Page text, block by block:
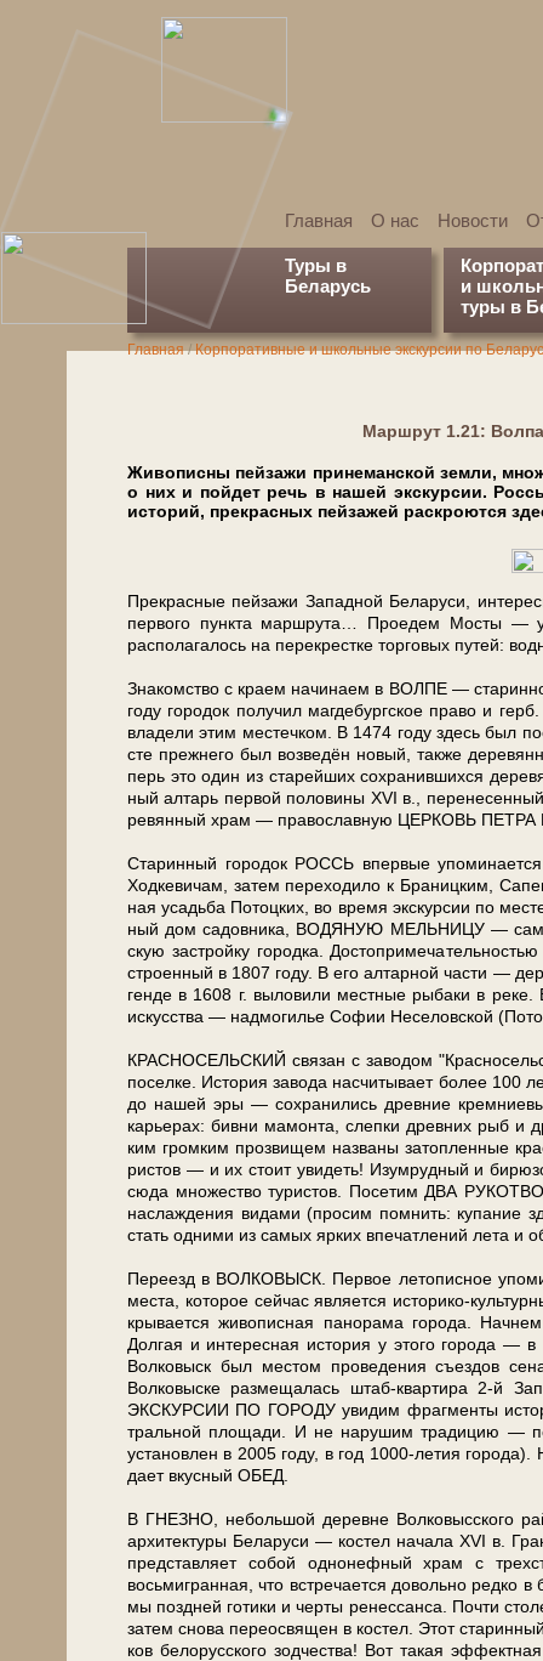
Главная О нас Новости
Туры в
Беларусь
и
туры в
Главная/Корпоративные и школьные экскурсии по
Марш­рут 1.21:
Жи­во­пис­ны пей­за­жи при­не­ман­ской зем­ли,
о них и пой­дет речь в на­шей экс­кур­сии.
историй, пре­крас­ных пей­за­жей раскроются
Прекрасные пей­за­жи За­пад­ной Бе­ла­ру­си,
пер­во­го пункта марш­ру­та… Проедем Мосты —
располагалось на перекрестке тор­го­вых пу­тей:
Зна­ком­ство с кра­ем на­чи­на­ем в ВОЛПЕ —
го­ду го­ро­док по­лу­чил магдебургское пра­во и
вла­де­ли этим ме­стеч­ком. В 1474 го­ду здесь был
сте прежнего был возведён новый, так­же
перь это один из ста­рей­ших со­хра­нив­ших­ся
ный алтарь пер­вой по­ло­ви­ны XVI в.,
ре­вян­ный храм — православную ЦЕРКОВЬ ПЕТРА
Старинный го­ро­док РОССЬ впер­вые
Ходкевичам, затем переходило к Браницким,
ная усадь­ба Потоцких, во вре­мя экс­кур­сии по
ный дом садовника, ВОДЯНУЮ МЕЛЬНИЦУ —
скую за­строй­ку го­род­ка.
стро­ен­ный в 1807 го­ду. В его ал­тар­ной ча­сти —
ген­де в 1608 г. выловили ­мест­ные рыбаки в ре­ке.
ис­кус­ства — надмогилье Со­фии Неселовской
КРАСНОСЕЛЬСКИЙ свя­зан с заводом
по­сел­ке. История за­во­да на­счи­ты­ва­ет бо­лее 100
до на­шей эры — со­хра­ни­лись древние
карьерах: бивни мамонта, слепки древ­них рыб и
ким громким прозвищем названы затопленные
ри­стов — и их стоит уви­деть! Изумрудный и
сю­да мно­же­ство ту­ри­стов. Посетим ДВА
наслаждения ви­да­ми (просим помнить: купание
стать од­ни­ми из са­мых яр­ких впечатлений ле­та и
Пе­ре­езд в ВОЛКОВЫСК. Первое летописное
ме­ста, ко­то­рое сей­час яв­ля­ет­ся историко-
кры­ва­ет­ся жи­во­пис­ная па­но­ра­ма го­ро­да.
Долгая и ин­те­рес­ная ис­то­рия у это­го го­ро­да —
Волковыск был ме­стом про­ве­де­ния съездов
Волковыске раз­ме­ща­лась штаб-квартира 2-й
ЭКСКУРСИИ ПО ГОРОДУ увидим фраг­мен­ты
траль­ной пло­ща­ди. И не нарушим традицию —
уста­нов­лен в 2005 го­ду, в год 1000-летия
да­ет вкус­ный ОБЕД.
В ГНЕЗНО, не­боль­шой де­рев­не Волковысского
ар­хи­тек­ту­ры Бе­ла­ру­си — ко­стел на­ча­ла XVI в.
пред­став­ля­ет со­бой однонефный храм с
восьмигранная, что встречается довольно редко
мы поздней го­ти­ки и черты ре­нес­сан­са. Почти
затем сно­ва переосвящен в ко­стел. Этот
ков бе­ло­рус­ско­го зод­че­ства! Вот такая